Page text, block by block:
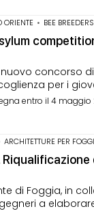
ORIENTE • BEE
concorso
per i
entro il 4 maggio
ARCHITETTURE PER
di Foggia, in
a